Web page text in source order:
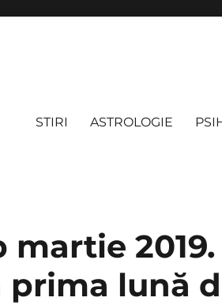
STIRI ASTROLOGIE
martie
prima lună